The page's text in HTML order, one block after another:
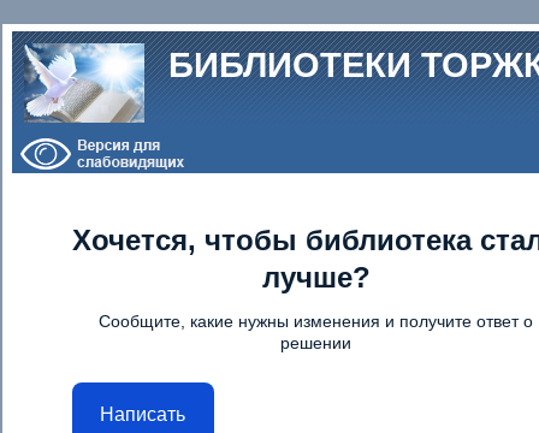
Перейти к основному содержанию
БИБЛИОТЕКИ
Хочется, чтобы библиотека
лучше?
Сообщите, какие нужны изменения и получите ответ о
решении
Написать